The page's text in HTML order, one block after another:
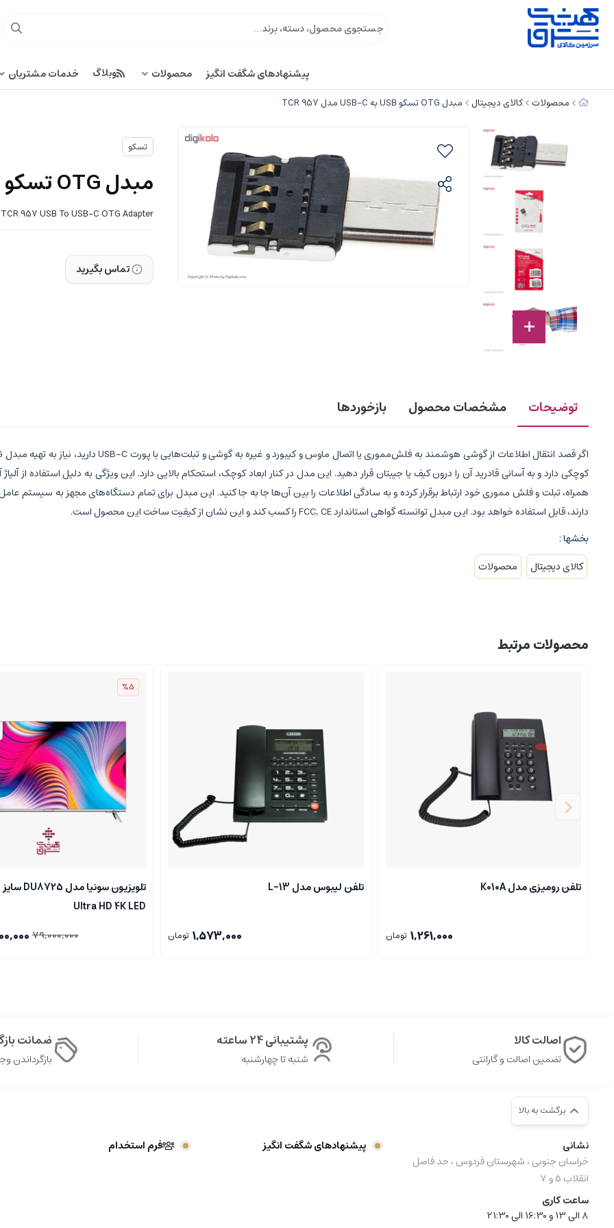
پیشنهادهای شگفت انگیز محصولات وبلاگ خدمات مشتریان
محصولات کالای دیجیتال مبدل OTG تسکو USB به USB-C مدل TCR 957
تسکو
مبدل OTG تسکو USB به USB-C مدل TCR 957
957 USB To USB-C OTG Adapter
تماس بگیرید
توضیحات مشخصات محصول بازخوردها
دارند، قابل استفاده خواهد بود. این مبدل توانسته گواهی استاندارد FCC, CE را کسب کند و این نشان از کیفیت ساخت این محصول است.
بخشها :
کالای دیجیتال
محصولات
محصولات مرتبط
تلفن رومیزی مدل K010A
1,261,000 تومان
تلفن لیبوس مدل L-13
1,573,000 تومان
%5
Ultra HD 4K LED
79,000,000
اصالت کالا
تضمین اصالت و گارانتی
پشتیبانی 24 ساعته
شنبه تا چهارشنبه
ضمانت
بازگرداندن وجه
برگشت به بالا
نشانی
خراسان جنوبی ، شهرستان فردوس ، حد فاصل
انقلاب 5 و 7
ساعت کاری
8 الی 13 و 16:30 الی 21:30
پیشنهادهای شگفت انگیز
فرم استخدام